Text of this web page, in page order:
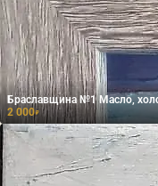
Браславщина №1 Масло,
2 000₽